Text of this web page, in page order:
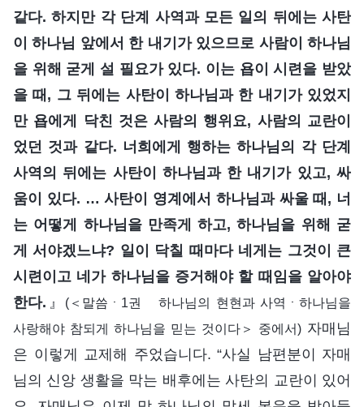
같다. 하지만 각 단계 사역과 모든 일의 뒤에는 사탄
이 하나님 앞에서 한 내기가 있으므로 사람이 하나님
을 위해 굳게 설 필요가 있다. 이는 욥이 시련을 받았
을 때, 그 뒤에는 사탄이 하나님과 한 내기가 있었지
만 욥에게 닥친 것은 사람의 행위요, 사람의 교란이
었던 것과 같다. 너희에게 행하는 하나님의 각 단계
사역의 뒤에는 사탄이 하나님과 한 내기가 있고, 싸
움이 있다. … 사탄이 영계에서 하나님과 싸울 때, 너
는 어떻게 하나님을 만족게 하고, 하나님을 위해 굳
게 서야겠느냐? 일이 닥칠 때마다 네게는 그것이 큰
시련이고 네가 하나님을 증거해야 할 때임을 알아야
한다. 』
(＜말씀ㆍ1권 하나님의 현현과 사역ㆍ하나님을
사랑해야 참되게 하나님을 믿는 것이다＞ 중에서) 자매님
은 이렇게 교제해 주었습니다. “사실 남편분이 자매
님의 신앙 생활을 막는 배후에는 사탄의 교란이 있어